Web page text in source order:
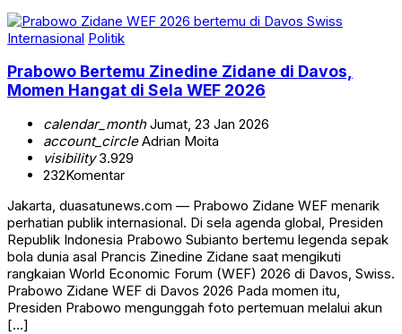
Internasional Politik
Prabowo Bertemu Zinedine Zidane di Davos,
Momen Hangat di Sela WEF 2026
calendar_monthJumat, 23 Jan 2026
account_circleAdrian Moita
visibility3.929
232Komentar
Jakarta, duasatunews.com — Prabowo Zidane WEF menarik
perhatian publik internasional. Di sela agenda global, Presiden
Republik Indonesia Prabowo Subianto bertemu legenda sepak
bola dunia asal Prancis Zinedine Zidane saat mengikuti
rangkaian World Economic Forum (WEF) 2026 di Davos, Swiss.
Prabowo Zidane WEF di Davos 2026 Pada momen itu,
Presiden Prabowo mengunggah foto pertemuan melalui akun
[…]